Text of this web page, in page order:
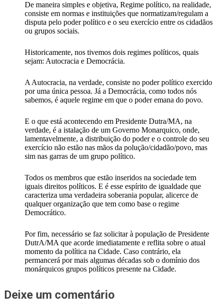
De maneira simples e objetiva, Regime político, na realidade,
consiste em normas e instituições que normatizam/regulam a
disputa pelo poder político e o seu exercício entre os cidadãos
ou grupos sociais.
Historicamente, nos tivemos dois regimes políticos, quais
sejam: Autocracia e Democrácia.
A Autocracia, na verdade, consiste no poder político exercido
por uma única pessoa. Já a Democrácia, como todos nós
sabemos, é aquele regime em que o poder emana do povo.
E o que está acontecendo em Presidente Dutra/MA, na
verdade, é a istalação de um Governo Monarquico, onde,
lamentavelmente, a distribuição do poder e o controle do seu
exercício não estão nas mãos da polução/cidadão/povo, mas
sim nas garras de um grupo político.
Todos os membros que estão inseridos na sociedade tem
iguais direitos políticos. E é esse espírito de igualdade que
caracteriza uma verdadeira soberania popular, alicerce de
qualquer organização que tem como base o regime
Democrático.
Por fim, necessário se faz solicitar à população de Presidente
DutrA/MA que acorde imediatamente e reflita sobre o atual
momento da política na Cidade. Caso contrário, ela
permancerá por mais algumas décadas sob o domínio dos
monárquicos grupos políticos presente na Cidade.
Deixe um comentário